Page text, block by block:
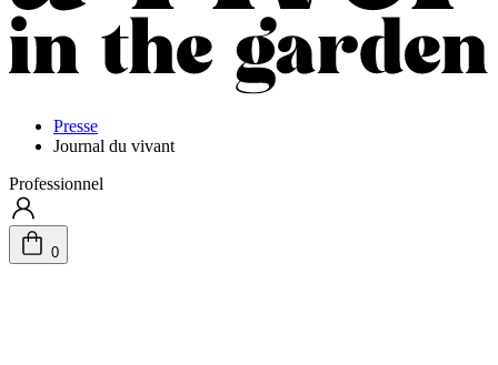
Presse
Journal du vivant
Professionnel
0